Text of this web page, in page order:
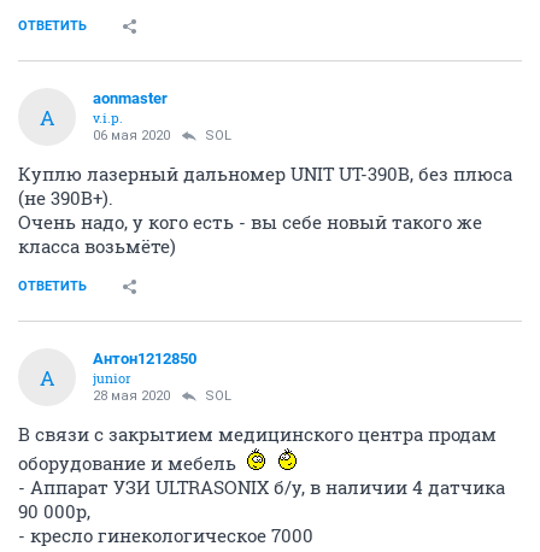
А
Адэкс